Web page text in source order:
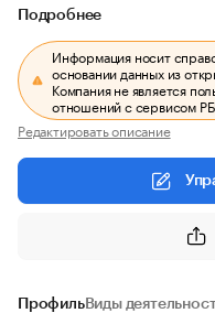
Подробнее
Информация носит
основании данных из
Компания не является
отношений с сервисом
Редактировать описание
ПрофильВиды